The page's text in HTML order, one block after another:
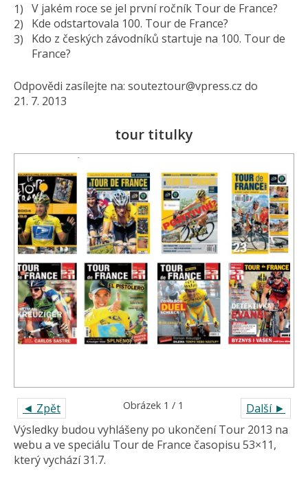
V jakém roce se jel první ročník Tour de France?
Kde odstartovala 100. Tour de France?
Kdo z českých závodníků startuje na 100. Tour de
France?
Odpovědi zasílejte na: souteztour@vpress.cz do
21. 7. 2013
tour titulky
◄ Zpět Další ►
Obrázek 1 / 1
Výsledky budou vyhlášeny po ukončení Tour 2013 na
webu a ve speciálu Tour de France časopisu 53×11,
který vychází 31.7.